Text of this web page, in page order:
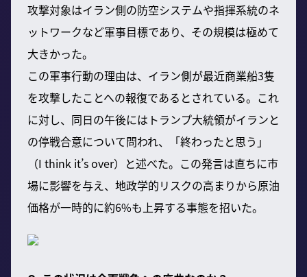
攻撃対象はイラン側の防空システムや指揮系統のネ
ットワークなど軍事目標であり、その規模は極めて
大きかった。
この軍事行動の理由は、イラン側が最近商業船3隻
を攻撃したことへの報復であるとされている。これ
に対し、同日の午後にはトランプ大統領がイランと
の停戦合意について問われ、「終わったと思う」
（I think it’s over）と述べた。この発言は直ちに市
場に影響を与え、地政学的リスクの高まりから原油
価格が一時的に約6%も上昇する事態を招いた。